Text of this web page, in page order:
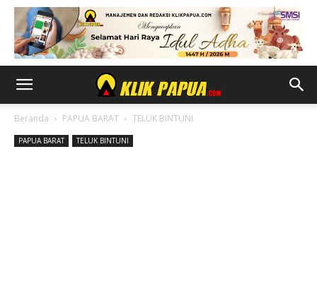
Beranda PAPUA BARAT TELUK BINTUNI
PAPUA BARAT TELUK BINTUNI